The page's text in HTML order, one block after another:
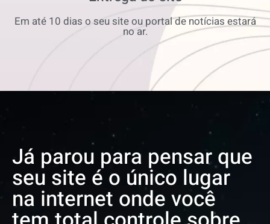
Em até 10 dias o seu site ou portal de notícias estará
no ar.
Já parou para pensar que
seu site é o único lugar
na internet onde você